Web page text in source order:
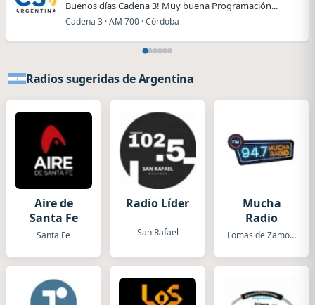
Buenos días Cadena 3! Muy buena Programación...
Cadena 3 · AM 700 · Córdoba
Radios sugeridas de Argentina
Aire de
Santa Fe
Santa Fe
Radio Líder
San Rafael
Mucha
Radio
Lomas de Zamora